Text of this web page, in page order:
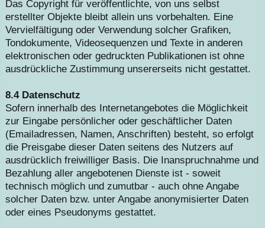
Das Copyright für veröffentlichte, von uns selbst
erstellter Objekte bleibt allein uns vorbehalten. Eine
Vervielfältigung oder Verwendung solcher Grafiken,
Tondokumente, Videosequenzen und Texte in anderen
elektronischen oder gedruckten Publikationen ist ohne
ausdrückliche Zustimmung unsererseits nicht gestattet.
8.4 Datenschutz
Sofern innerhalb des Internetangebotes die Möglichkeit
zur Eingabe persönlicher oder geschäftlicher Daten
(Emailadressen, Namen, Anschriften) besteht, so erfolgt
die Preisgabe dieser Daten seitens des Nutzers auf
ausdrücklich freiwilliger Basis. Die Inanspruchnahme und
Bezahlung aller angebotenen Dienste ist - soweit
technisch möglich und zumutbar - auch ohne Angabe
solcher Daten bzw. unter Angabe anonymisierter Daten
oder eines Pseudonyms gestattet.